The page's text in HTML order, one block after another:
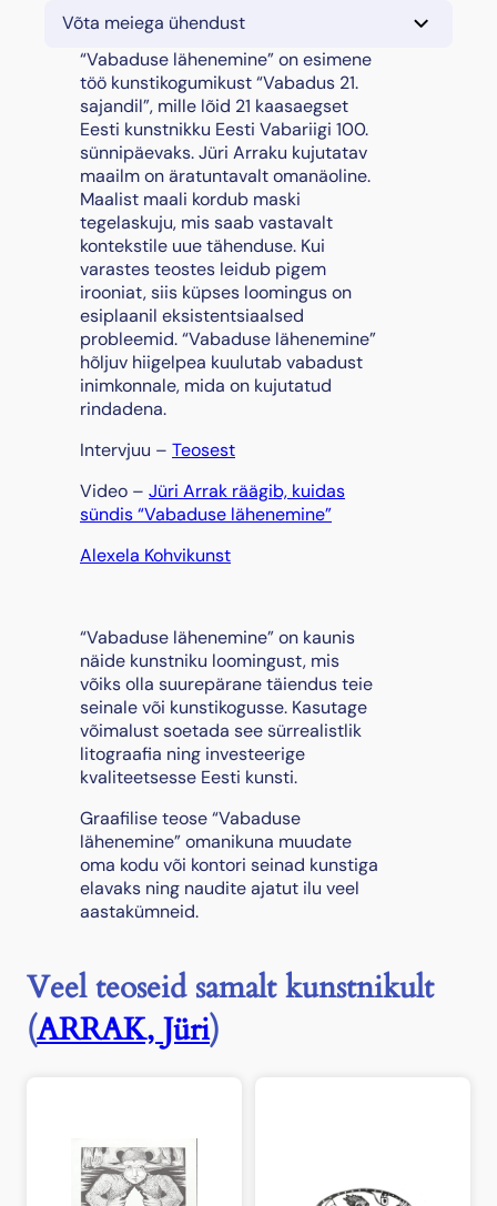
Võta meiega ühendust
“Vabaduse lähenemine” on esimene
töö kunstikogumikust “Vabadus 21.
sajandil”, mille lõid 21 kaasaegset
Eesti kunstnikku Eesti Vabariigi 100.
sünnipäevaks. Jüri Arraku kujutatav
maailm on äratuntavalt omanäoline.
Maalist maali kordub maski
tegelaskuju, mis saab vastavalt
kontekstile uue tähenduse. Kui
varastes teostes leidub pigem
irooniat, siis küpses loomingus on
esiplaanil eksistentsiaalsed
probleemid. “Vabaduse lähenemine”
hõljuv hiigelpea kuulutab vabadust
inimkonnale, mida on kujutatud
rindadena.
Intervjuu – Teosest
Video – Jüri Arrak räägib, kuidas
sündis “Vabaduse lähenemine”
Alexela Kohvikunst
“Vabaduse lähenemine” on kaunis
näide kunstniku loomingust, mis
võiks olla suurepärane täiendus teie
seinale või kunstikogusse. Kasutage
võimalust soetada see sürrealistlik
litograafia ning investeerige
kvaliteetsesse Eesti kunsti.
Graafilise teose “Vabaduse
lähenemine” omanikuna muudate
oma kodu või kontori seinad kunstiga
elavaks ning naudite ajatut ilu veel
aastakümneid.
Veel teoseid samalt kunstnikult
(ARRAK, Jüri)